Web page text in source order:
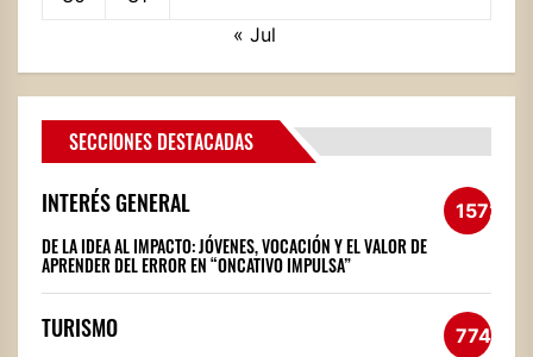
« Jul
SECCIONES DESTACADAS
INTERÉS GENERAL 1572
DE LA IDEA AL IMPACTO: JÓVENES, VOCACIÓN Y EL VALOR DE
APRENDER DEL ERROR EN “ONCATIVO IMPULSA”
TURISMO 774